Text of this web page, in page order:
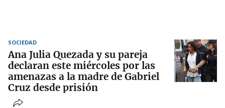
SOCIEDAD
Ana Julia Quezada y su pareja
declaran este miércoles por las
amenazas a la madre de Gabriel
Cruz desde prisión